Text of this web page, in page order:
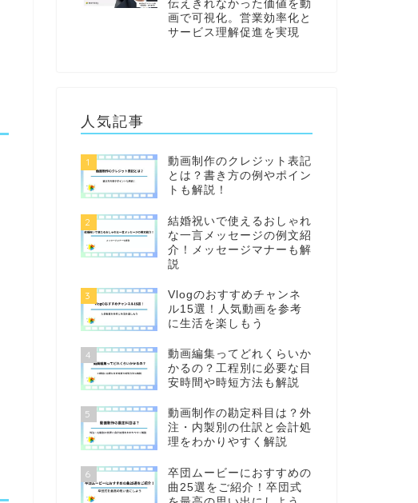
伝えきれなかった価値を動
画で可視化。営業効率化と
サービス理解促進を実現
人気記事
1
動画制作のクレジット表記
とは？書き方の例やポイン
トも解説！
2
結婚祝いで使えるおしゃれ
な一言メッセージの例文紹
介！メッセージマナーも解
説
3
Vlogのおすすめチャンネ
ル15選！人気動画を参考
に生活を楽しもう
4
動画編集ってどれくらいか
かるの？工程別に必要な目
安時間や時短方法も解説
5
動画制作の勘定科目は？外
注・内製別の仕訳と会計処
理をわかりやすく解説
6
卒団ムービーにおすすめの
曲25選をご紹介！卒団式